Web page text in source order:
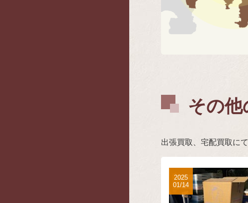
その他
出張買取、宅配買取に
2025
01/14